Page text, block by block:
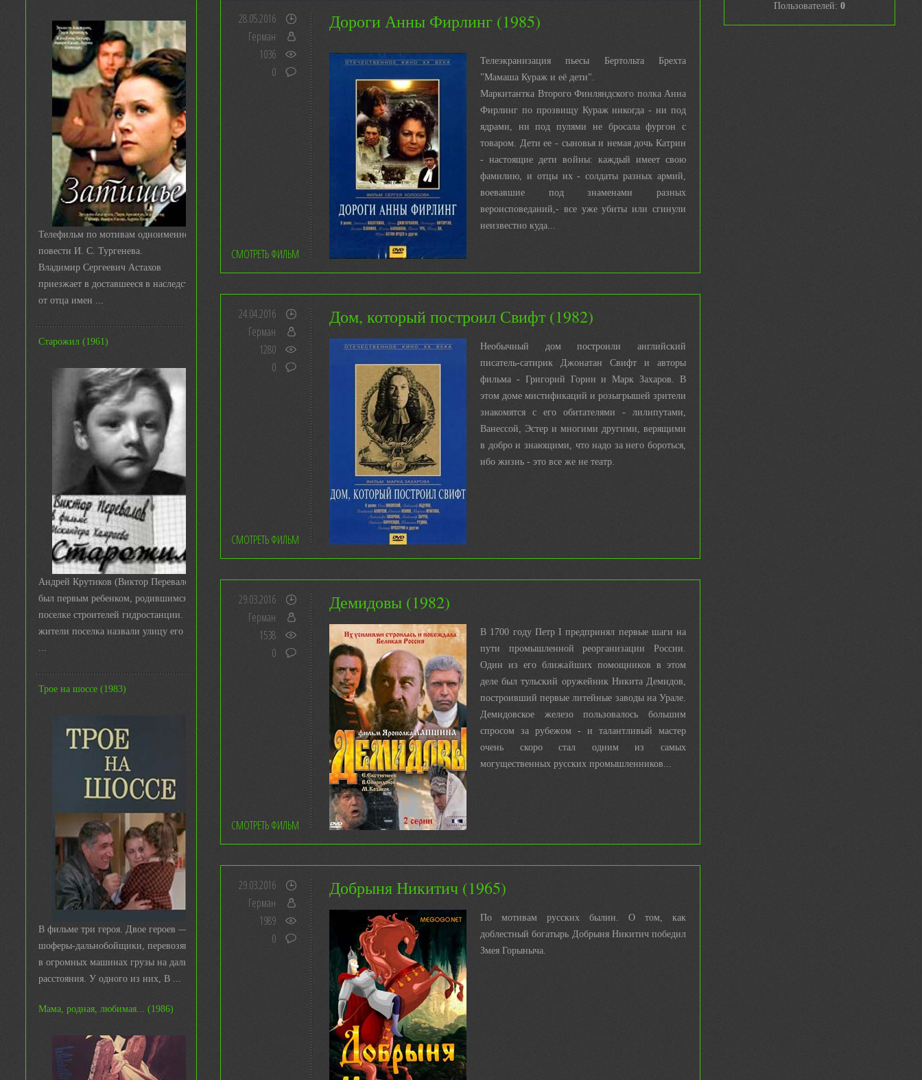
Телефильм по мотивам одноименной
повести И. С. Тургенева.
Владимир Сергеевич Астахов
приезжает в доставшееся в наследство
от отца имен ...
Старожил (1961)
Андрей Крутиков (Виктор Перевалов)
был первым ребенком, родившимся в
поселке строителей гидростанции. И
жители поселка назвали улицу его име
...
Трое на шоссе (1983)
В фильме три героя. Двое героев —
шоферы-дальнобойщики, перевозящие
в огромных машинах грузы на дальние
расстояния. У одного из них, В ...
Мама, родная, любимая... (1986)
Дороги Анны Фирлинг (1985)
Телеэкранизация пьесы Бертольта Брехта
"Мамаша Кураж и её дети".
Маркитантка Второго Финляндского полка Анна
Фирлинг по прозвищу Кураж никогда - ни под
ядрами, ни под пулями не бросала фургон с
товаром. Дети ее - сыновья и немая дочь Катрин
- настоящие дети войны: каждый имеет свою
фамилию, и отцы их - солдаты разных армий,
воевавшие под знаменами разных
вероисповеданий,- все уже убиты или сгинули
неизвестно куда...
28.05.2016
Герман
1036
0
СМОТРЕТЬ ФИЛЬМ
Дом, который построил Свифт (1982)
Необычный дом построили английский
писатель-сатирик Джонатан Свифт и авторы
фильма - Григорий Горин и Марк Захаров. В
этом доме мистификаций и розыгрышей зрители
знакомятся с его обитателями - лилипутами,
Ванессой, Эстер и многими другими, верящими
в добро и знающими, что надо за него бороться,
ибо жизнь - это все же не театр.
24.04.2016
Герман
1280
0
СМОТРЕТЬ ФИЛЬМ
Демидовы (1982)
В 1700 году Петр I предпринял первые шаги на
пути промышленной реорганизации России.
Один из его ближайших помощников в этом
деле был тульский оружейник Никита Демидов,
построивший первые литейные заводы на Урале.
Демидовское железо пользовалось большим
спросом за рубежом - и талантливый мастер
очень скоро стал одним из самых
могущественных русских промышленников...
29.03.2016
Герман
1538
0
СМОТРЕТЬ ФИЛЬМ
Добрыня Никитич (1965)
По мотивам русских былин. О том, как
доблестный богатырь Добрыня Никитич победил
Змея Горыныча.
29.03.2016
Герман
1989
0
Пользователей: 0